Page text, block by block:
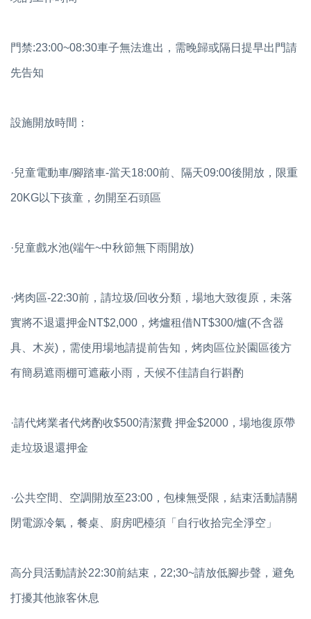
門禁:23:00~08:30車子無法進出，需晚歸或隔日提早出門請
先告知
設施開放時間：
·兒童電動車/腳踏車-當天18:00前、隔天09:00後開放，限重
20KG以下孩童，勿開至石頭區
·兒童戲水池(端午~中秋節無下雨開放)
·烤肉區-22:30前，請垃圾/回收分類，場地大致復原，未落
實將不退還押金NT$2,000，烤爐租借NT$300/爐(不含器
具、木炭)，需使用場地請提前告知，烤肉區位於園區後方
有簡易遮雨棚可遮蔽小雨，天候不佳請自行斟酌
·請代烤業者代烤酌收$500清潔費 押金$2000，場地復原帶
走垃圾退還押金
·公共空間、空調開放至23:00，包棟無受限，結束活動請關
閉電源冷氣，餐桌、廚房吧檯須「自行收拾完全淨空」
高分貝活動請於22:30前結束，22;30~請放低腳步聲，避免
打擾其他旅客休息